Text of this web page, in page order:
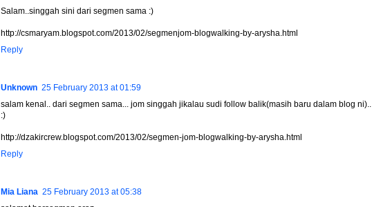
Salam..singgah sini dari segmen sama :)
http://csmaryam.blogspot.com/2013/02/segmenjom-blogwalking-by-arysha.html
Reply
Unknown 25 February 2013 at 01:59
salam kenal.. dari segmen sama... jom singgah jikalau sudi follow balik(masih baru dalam blog ni)..
:)
http://dzakircrew.blogspot.com/2013/02/segmen-jom-blogwalking-by-arysha.html
Reply
Mia Liana 25 February 2013 at 05:38